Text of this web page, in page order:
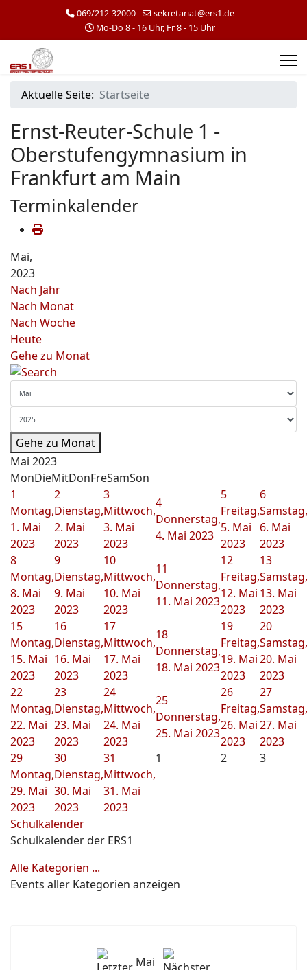
069/212-32000
sekretariat@ers1.de
Mo-Do 8 - 16 Uhr, Fr 8 - 15 Uhr
Aktuelle Seite: Startseite
Ernst-Reuter-Schule 1 -
Oberstufengymnasium in
Frankfurt am Main
Terminkalender
Mai,
2023
Nach Jahr
Nach Monat
Nach Woche
Heute
Gehe zu Monat
Gehe zu Monat
Mai 2023
MonDieMitDonFreSamSon
1
Montag,
1. Mai
2023
2
Dienstag,
2. Mai
2023
3
Mittwoch,
3. Mai
2023
4
Donnerstag,
4. Mai 2023
5
Freitag,
5. Mai
2023
6
Samstag,
6. Mai
2023
8
Montag,
8. Mai
2023
9
Dienstag,
9. Mai
2023
10
Mittwoch,
10. Mai
2023
11
Donnerstag,
11. Mai 2023
12
Freitag,
12. Mai
2023
13
Samstag,
13. Mai
2023
15
Montag,
15. Mai
2023
16
Dienstag,
16. Mai
2023
17
Mittwoch,
17. Mai
2023
18
Donnerstag,
18. Mai 2023
19
Freitag,
19. Mai
2023
20
Samstag,
20. Mai
2023
22
Montag,
22. Mai
2023
23
Dienstag,
23. Mai
2023
24
Mittwoch,
24. Mai
2023
25
Donnerstag,
25. Mai 2023
26
Freitag,
26. Mai
2023
27
Samstag,
27. Mai
2023
29
Montag,
29. Mai
2023
30
Dienstag,
30. Mai
2023
31
Mittwoch,
31. Mai
2023
1 2 3
Schulkalender
Schulkalender der ERS1
Alle Kategorien ...
Events aller Kategorien anzeigen
Mai